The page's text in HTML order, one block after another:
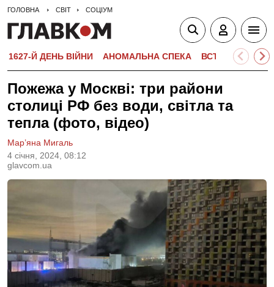
ГОЛОВНА СВІТ СОЦІУМ
1627-Й ДЕНЬ ВІЙНИ АНОМАЛЬНА СПЕКА ВСТУПНА
Пожежа у Москві: три райони
столиці РФ без води, світла та
тепла (фото, відео)
4 сiчня, 2024, 08:12
glavcom.ua
Мар’яна Мигаль